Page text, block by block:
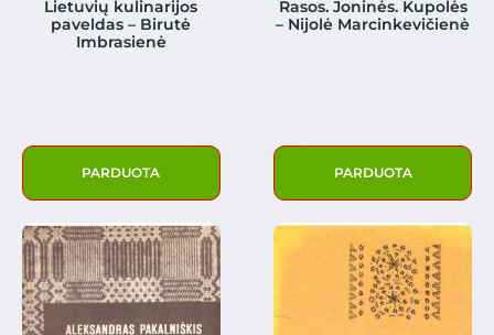
Lietuvių kulinarijos
paveldas – Birutė
Imbrasienė
PARDUOTA
Rasos. Joninės. Kupolės
– Nijolė Marcinkevičienė
PARDUOTA